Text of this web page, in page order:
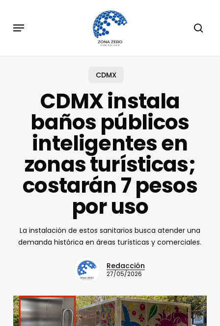
main
Menu
CDMX
CDMX instala
baños públicos
inteligentes en
zonas turísticas;
costarán 7 pesos
por uso
La instalación de estos sanitarios busca atender una
demanda histórica en áreas turísticas y comerciales.
Redacción
27/05/2026